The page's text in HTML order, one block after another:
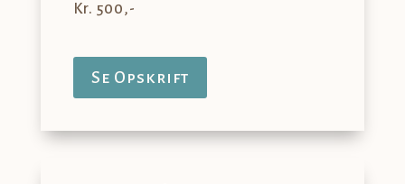
Kr. 500,-
Se Opskrift